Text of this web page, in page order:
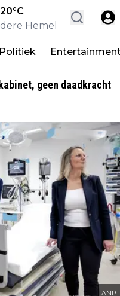
20°C
Hemel
Politiek
geen daadkracht
ANP